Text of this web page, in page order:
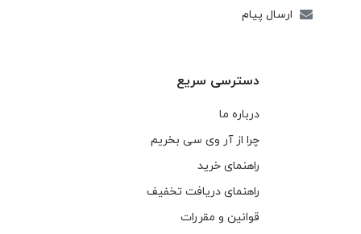
ارسال پیام
دسترسی سریع
درباره ما
چرا از آر وی سی بخریم
راهنمای خرید
راهنمای دریافت تخفیف
قوانین و مقررات